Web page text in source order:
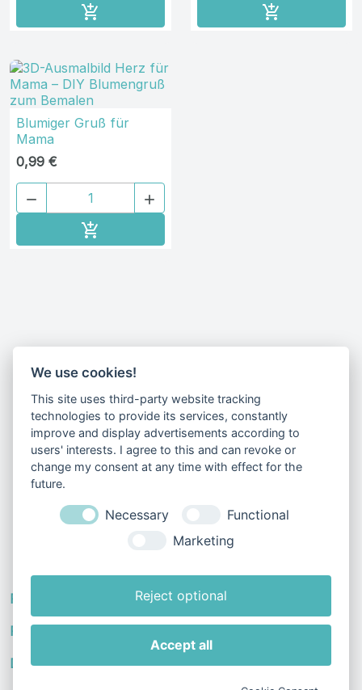
 
Blumiger Gruß für
Mama
0,99 €
 

Sonderangebote per E-Mail
Du kannst dein Einverständnis jederzeit widerrufen.
Benutze dafür bitte das Kontaktformular.
Produkte
Rechtliches & Hilfe
Dein Konto
We use cookies!
This site uses third-party website tracking
technologies to provide its services, constantly
improve and display advertisements according to
users' interests. I agree to this and can revoke or
change my consent at any time with effect for the
future.
Necessary
Functional
Marketing
Reject optional
Accept all